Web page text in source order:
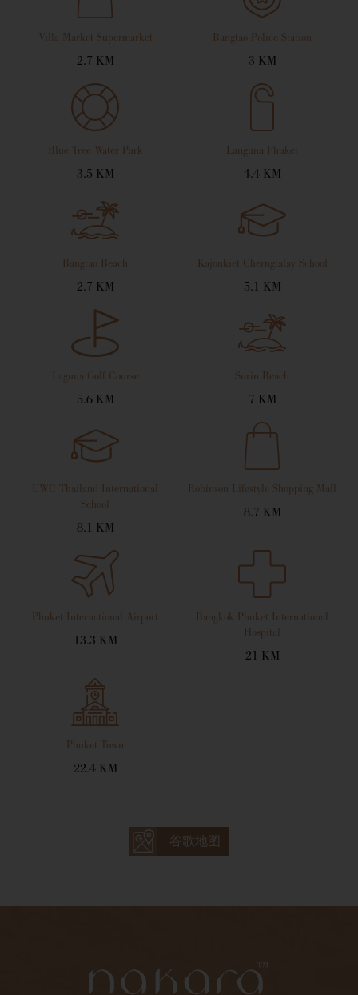
Villa Market Supermarket
2.7 KM
Bangtao Police Station
3 KM
Blue Tree Water Park
3.5 KM
Languna Phuket
4.4 KM
Bangtao Beach
2.7 KM
Kajonkiet Cherngtalay School
5.1 KM
Laguna Golf Course
5.6 KM
Surin Beach
7 KM
UWC Thailand International
School
8.1 KM
Robinson Lifestyle Shopping Mall
8.7 KM
Phuket International Airport
13.3 KM
Bangkok Phuket International
Hospital
21 KM
Phuket Town
22.4 KM
谷歌地图